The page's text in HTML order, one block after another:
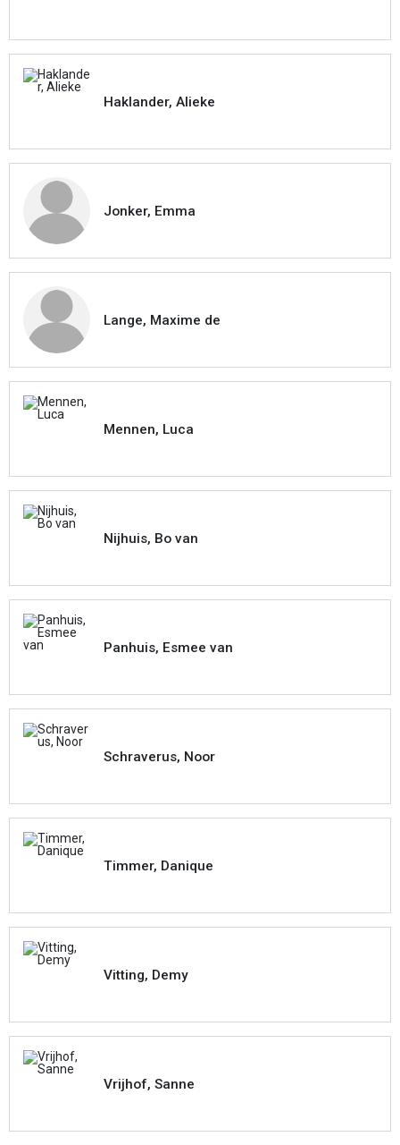
Haklander, Alieke
Jonker, Emma
Lange, Maxime de
Mennen, Luca
Nijhuis, Bo van
Panhuis, Esmee van
Schraverus, Noor
Timmer, Danique
Vitting, Demy
Vrijhof, Sanne